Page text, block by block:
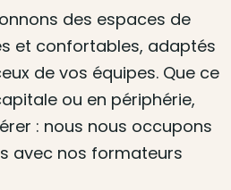
des espaces de
et confortables, adaptés
de vos équipes. Que ce
ou en périphérie,
: nous nous occupons
avec nos formateurs